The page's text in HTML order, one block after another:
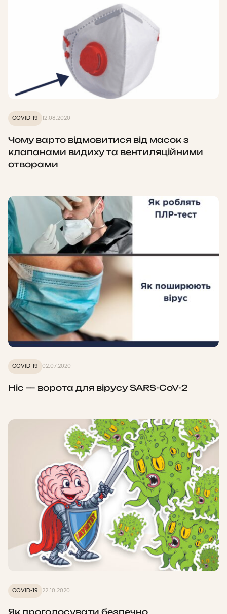
COVID-19 12.08.2020
Чому варто відмовитися від масок з
клапанами видиху та вентиляційними
отворами
COVID-19 02.07.2020
Ніс — ворота для вірусу SARS-CoV-2
COVID-19 22.10.2020
Як проголосувати безпечно